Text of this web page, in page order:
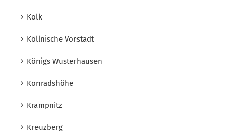
Kolk
Köllnische Vorstadt
Königs Wusterhausen
Konradshöhe
Krampnitz
Kreuzberg